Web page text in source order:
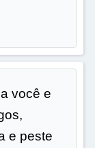
você e
e peste